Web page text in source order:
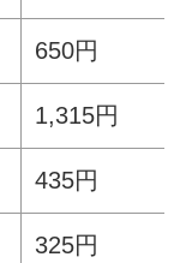
650円
1,315円
435円
325円